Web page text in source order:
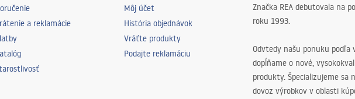
a reklamácie
Môj účet
História objednávok
Vráťte produkty
Podajte reklamáciu
Značka REA debutovala na
roku 1993.
Odvtedy našu ponuku podľa
dopĺňame o nové,
produkty. Špecializujeme sa
dovoz výrobkov v oblasti